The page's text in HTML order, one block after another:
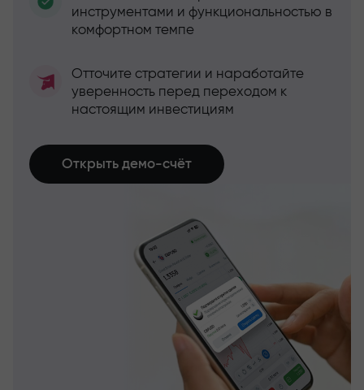
инструментами и функциональностью в
комфортном темпе
Отточите стратегии и наработайте
уверенность перед переходом к
настоящим инвестициям
Открыть демо-счёт